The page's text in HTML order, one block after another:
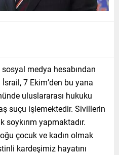
medya hesabından
7 Ekim’den bu yana
uluslararası hukuku
suçu işlemektedir. Sivillerin
soykırım yapmaktadır.
çocuk ve kadın olmak
kardeşimiz hayatını